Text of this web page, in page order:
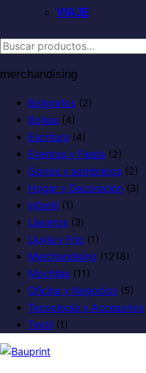
VIAJE
merchandising
Boligrafos (2)
Bolsas (4)
Escritura (4)
Eventos y Fiesta (2)
Gorras y sombreros (2)
Hogar y Decoración (3)
infantil (1)
Llaveros (3)
Lluvia y Frio (1)
Merchandising (1218)
Mochilas (11)
Oficina y Negocios (5)
Tecnología y Accesorios
Textil (1)